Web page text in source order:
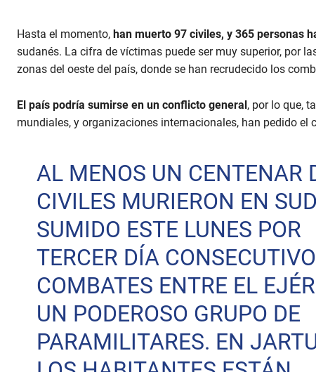
Hasta el momento, han muerto 97 civiles, y 365 personas
sudanés. La cifra de víctimas puede ser muy superior, por
zonas del oeste del país, donde se han recrudecido los
El país podría sumirse en un conflicto general, por lo que,
mundiales, y organizaciones internacionales, han pedido
AL MENOS UN CENTENAR
CIVILES MURIERON EN
SUMIDO ESTE LUNES POR
TERCER DÍA
COMBATES ENTRE EL
UN PODEROSO GRUPO DE
PARAMILITARES. EN